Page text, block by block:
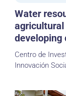
Water
developing
Centro de
Innovación